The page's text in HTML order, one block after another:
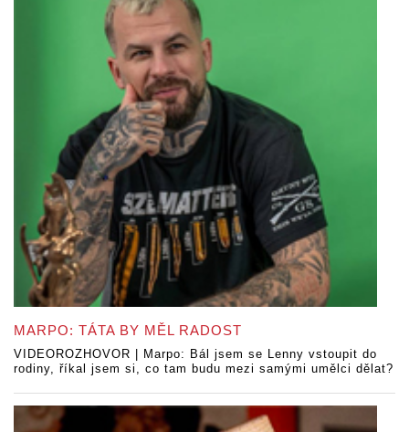
MARPO: TÁTA BY MĚL RADOST
VIDEOROZHOVOR | Marpo: Bál jsem se Lenny vstoupit do
rodiny, říkal jsem si, co tam budu mezi samými umělci dělat?